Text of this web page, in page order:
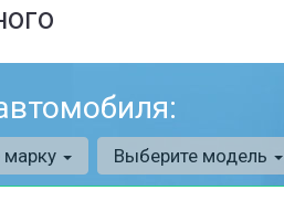
марку Выберите модель